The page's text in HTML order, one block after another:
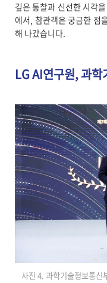
깊은 통찰과 신선한 시각
에서, 참관객은 궁금한 점
해 나갔습니다.
LG AI연구원, 과
사진 4. 과학기술정보통신